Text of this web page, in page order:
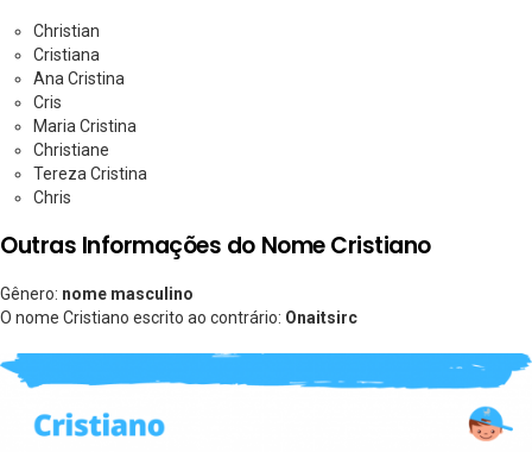
Christian
Cristiana
Ana Cristina
Cris
Maria Cristina
Christiane
Tereza Cristina
Chris
Outras Informações do Nome Cristiano
Gênero: nome masculino
O nome Cristiano escrito ao contrário: Onaitsirc